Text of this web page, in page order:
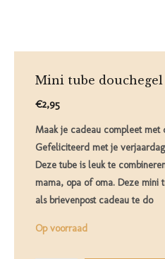
Mini tube douchegel
€2,95
Maak je cadeau compleet
Gefeliciteerd met je
Deze tube is leuk te
mama, opa of oma. Deze mini
als brievenpost cadeau te do
Op voorraad